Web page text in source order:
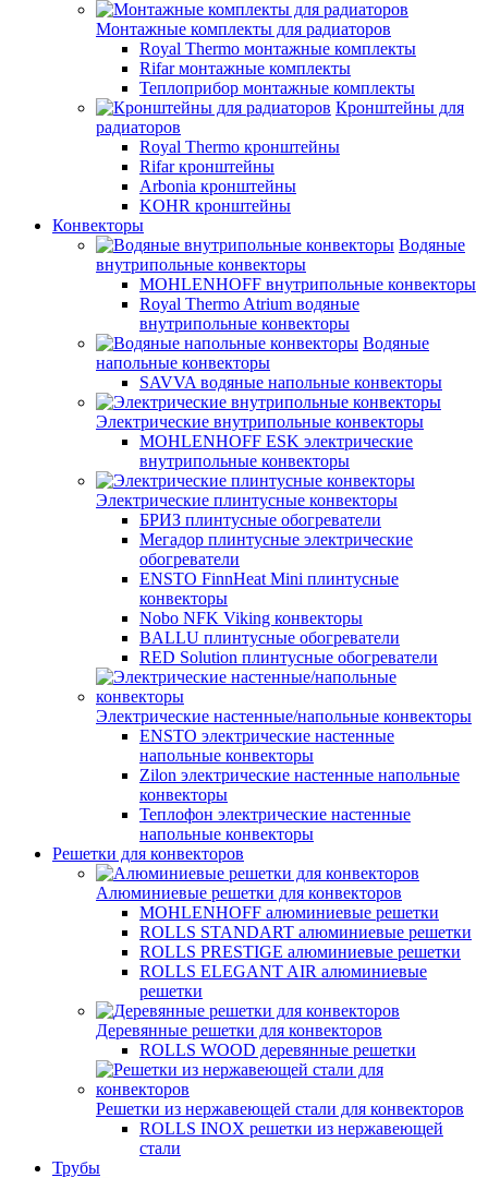
Монтажные комплекты для радиаторов
Royal Thermo монтажные комплекты
Rifar монтажные комплекты
Теплоприбор монтажные комплекты
Кронштейны для
радиаторов
Royal Thermo кронштейны
Rifar кронштейны
Arbonia кронштейны
KOHR кронштейны
Конвекторы
Водяные
внутрипольные конвекторы
MOHLENHOFF внутрипольные конвекторы
Royal Thermo Atrium водяные
внутрипольные конвекторы
Водяные
напольные конвекторы
SAVVA водяные напольные конвекторы
Электрические внутрипольные конвекторы
MOHLENHOFF ESK электрические
внутрипольные конвекторы
Электрические плинтусные конвекторы
БРИЗ плинтусные обогреватели
Мегадор плинтусные электрические
обогреватели
ENSTO FinnHeat Mini плинтусные
конвекторы
Nobo NFK Viking конвекторы
BALLU плинтусные обогреватели
RED Solution плинтусные обогреватели
Электрические настенные/напольные конвекторы
ENSTO электрические настенные
напольные конвекторы
Zilon электрические настенные напольные
конвекторы
Теплофон электрические настенные
напольные конвекторы
Решетки для конвекторов
Алюминиевые решетки для конвекторов
MOHLENHOFF алюминиевые решетки
ROLLS STANDART алюминиевые решетки
ROLLS PRESTIGE алюминиевые решетки
ROLLS ELEGANT AIR алюминиевые
решетки
Деревянные решетки для конвекторов
ROLLS WOOD деревянные решетки
Решетки из нержавеющей стали для конвекторов
ROLLS INOX решетки из нержавеющей
стали
Трубы